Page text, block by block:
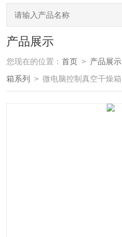
产品展示
您现在的位置：首页 > 产品展示
箱系列 > 微电脑控制真空干燥箱